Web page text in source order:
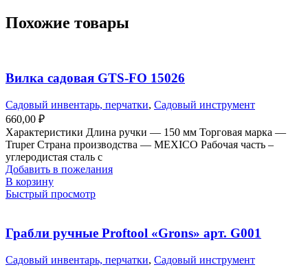
Похожие товары
Вилка садовая GTS-FO 15026
Садовый инвентарь, перчатки, Садовый инструмент
660,00 ₽
Характеристики Длина ручки — 150 мм Торговая марка —
Truper Страна производства — MEXICO Рабочая часть –
углеродистая сталь с
Добавить в пожелания
В корзину
Быстрый просмотр
Грабли ручные Proftool «Grons» арт. G001
Садовый инвентарь, перчатки, Садовый инструмент